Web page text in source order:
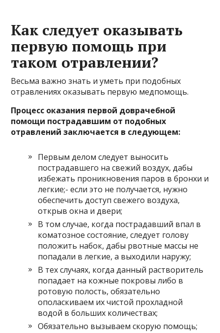
Как следует оказывать
первую помощь при
таком отравлении?
Весьма важно знать и уметь при подобных
отравлениях оказывать первую медпомощь.
Процесс оказания первой доврачебной
помощи пострадавшим от подобных
отравлений заключается в следующем:
Первым делом следует выносить
пострадавшего на свежий воздух, дабы
избежать проникновения паров в бронхи и
легкие;- если это не получается, нужно
обеспечить доступ свежего воздуха,
открыв окна и двери;
В том случае, когда пострадавший впал в
коматозное состояние, следует голову
положить набок, дабы рвотные массы не
попадали в легкие, а выходили наружу;
В тех случаях, когда данный растворитель
попадает на кожные покровы либо в
ротовую полость, обязательно
ополаскиваем их чистой прохладной
водой в больших количествах;
Обязательно вызываем скорую помощь;